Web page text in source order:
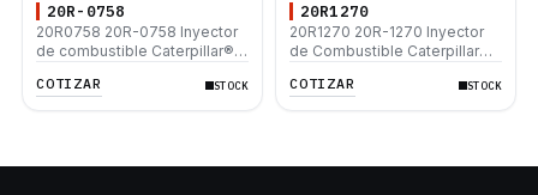
20R-0758
20R0758 20R-0758 Inyector
de combustible Caterpillar®
657E 631E 988F II
COTIZAR STOCK
20R1270
20R1270 20R-1270 Inyector
de Combustible Caterpillar®
3516C 854G 992G
COTIZAR STOCK